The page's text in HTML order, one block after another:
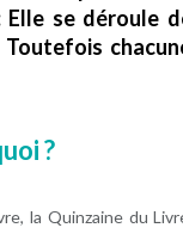
Elle se déroule
?
la Quinzaine du